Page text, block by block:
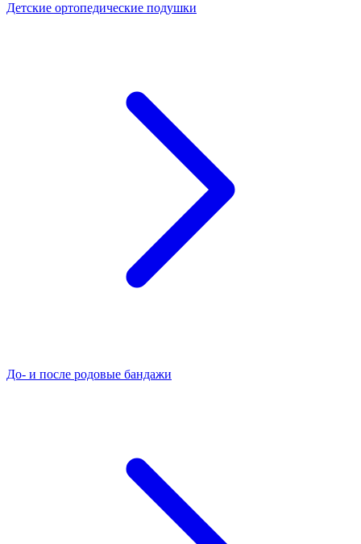
Детские ортопедические подушки
До- и после родовые бандажи